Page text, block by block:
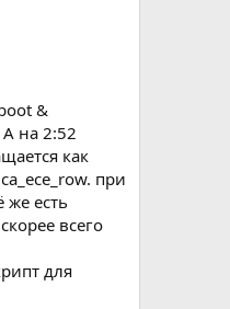
&
на 2:52
как
при
же есть
всего
для